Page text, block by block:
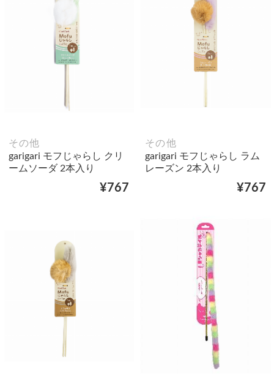
その他
garigari モフじゃらし クリ
ームソーダ 2本入り
¥767
その他
garigari モフじゃらし ラム
レーズン 2本入り
¥767